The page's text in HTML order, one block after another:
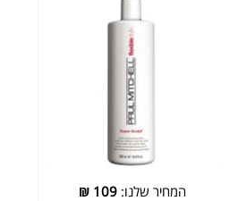
המחיר שלנו: 109
₪